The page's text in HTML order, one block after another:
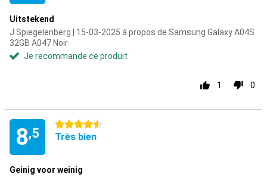
Uitstekend
J Spiegelenberg | 15-03-2025 á propos de Samsung Galaxy A04S
32GB A047 Noir
Je recommande ce produit
1 0
8,5
4.5 étoiles
Très bien
Geinig voor weinig